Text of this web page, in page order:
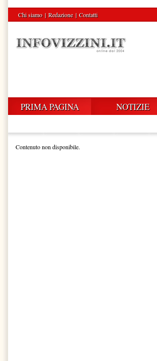
Chi siamo | Redazione | Contatti
PRIMA PAGINA NOTIZIE
Contenuto non disponibile.